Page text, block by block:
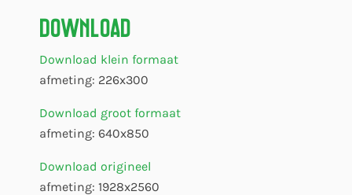
Download
Download klein formaat
afmeting: 226x300
Download groot formaat
afmeting: 640x850
Download origineel
afmeting: 1928x2560